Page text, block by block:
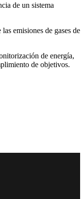
de un sistema
emisiones de gases de
de energía,
de objetivos.